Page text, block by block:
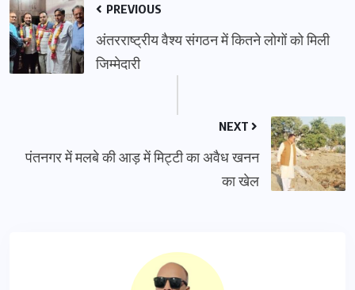
PREVIOUS
अंतरराष्ट्रीय वैश्य संगठन में कितने लोगों को मिली
जिम्मेदारी
NEXT
पंतनगर में मलबे की आड़ में मिट्टी का अवैध खनन
का खेल